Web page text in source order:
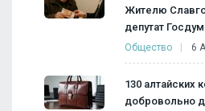
Жителю
депутат
Общество 6
130 алтайских
добровольно